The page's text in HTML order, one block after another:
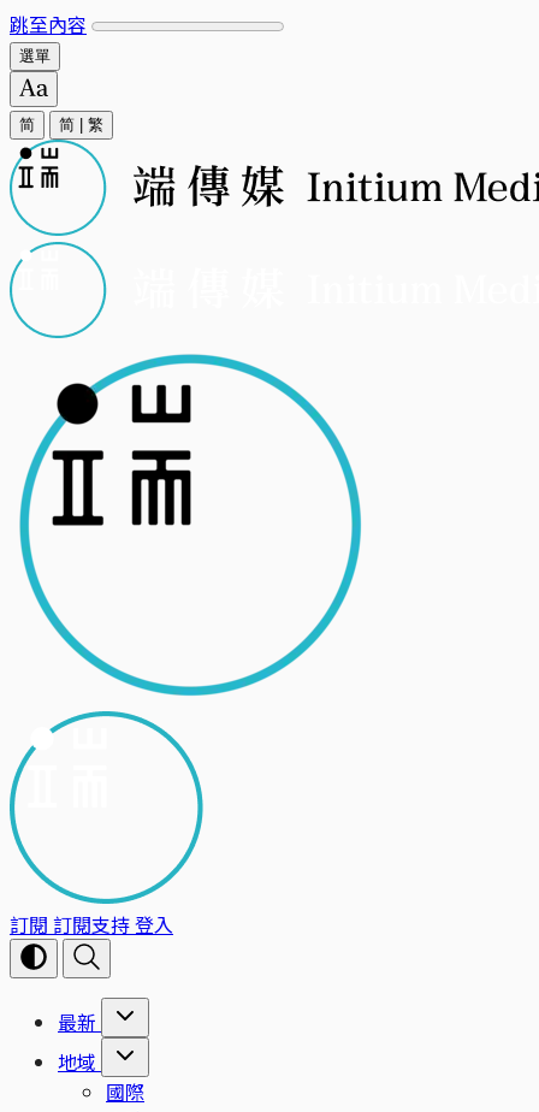
跳至內容
選單
简 简 繁
訂閱 訂閱支持登入
最新
地域
國際